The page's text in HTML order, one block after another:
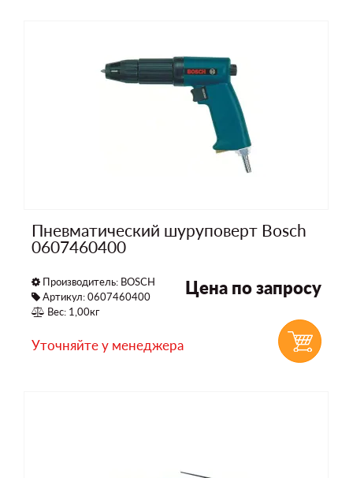
Пневматический шуруповерт Bosch
0607460400
Производитель: BOSCH
Артикул: 0607460400
Вес: 1,00кг
Цена по запросу
Уточняйте у менеджера